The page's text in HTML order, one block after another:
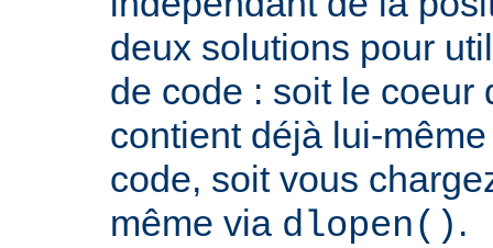
deux solutions pour
de code : soit le coeur
contient déjà lui-
code, soit vous
même via dlopen() .